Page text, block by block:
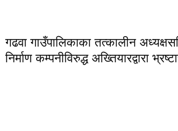
गढवा गाउँपालिकाका तत्कालीन
निर्माण कम्पनीविरुद्ध अख्तियारद्वारा